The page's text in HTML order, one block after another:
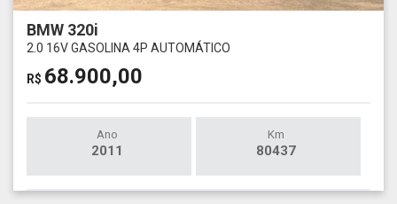
BMW 320i
2.0 16V GASOLINA 4P AUTOMÁTICO
R$ 68.900,00
Ano
2011
Km
80437